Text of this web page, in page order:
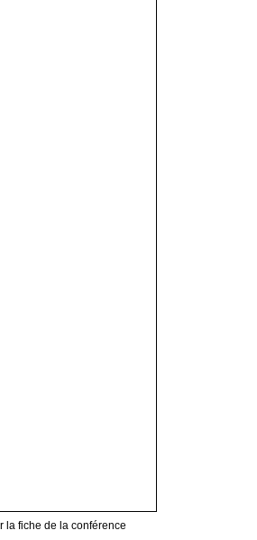
la fiche de la conférence